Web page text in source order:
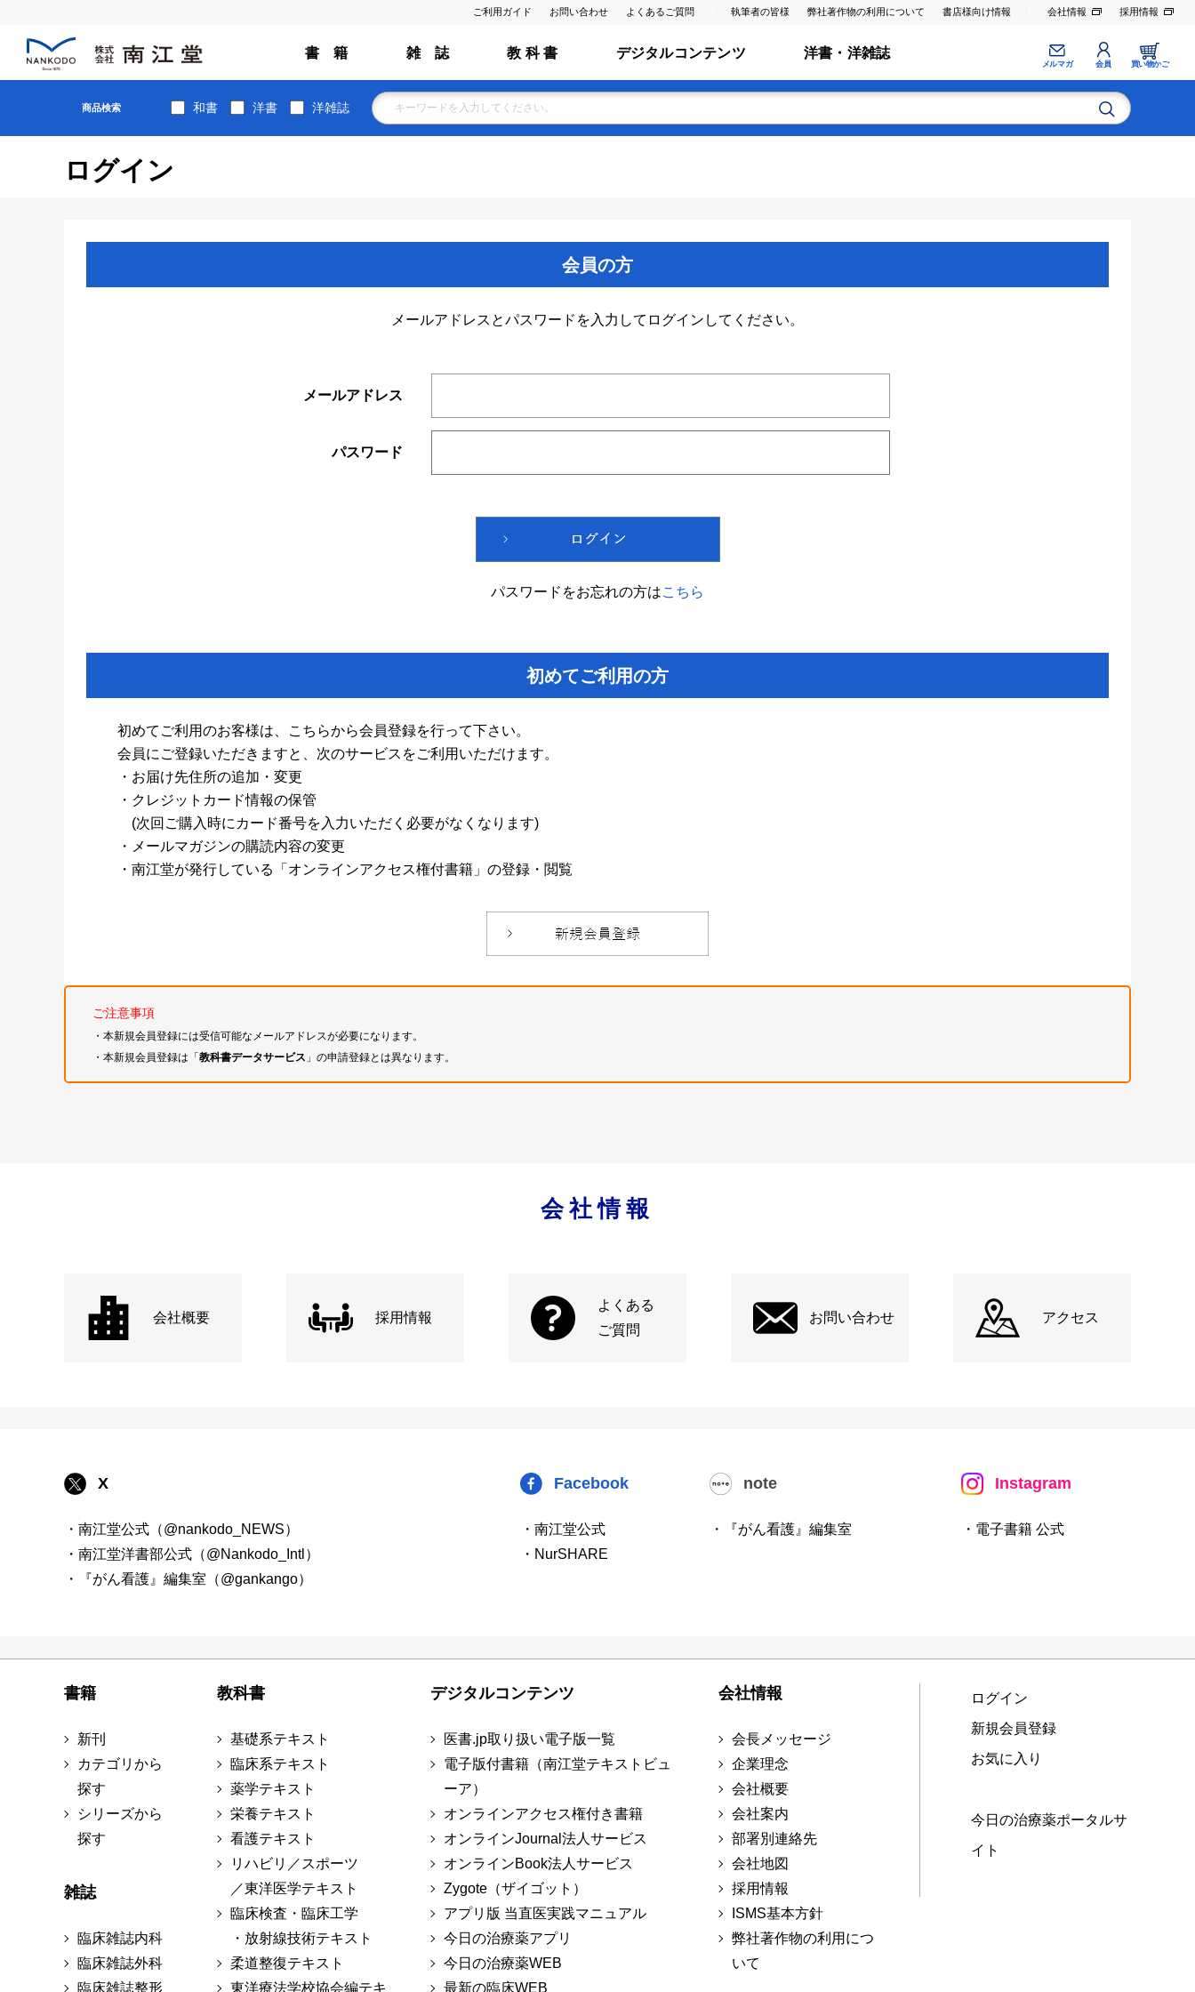
ご利用ガイド お問い合わせ よくあるご質問 執筆者の皆様 弊社著作物の利用について 書店様向け情報 会社情報 採用情報
書 籍 雑 誌 教 科 書 デジタルコンテンツ 洋書・洋雑誌
メルマガ 会員 買い物かご
商品検索 和書 洋書 洋雑誌
ログイン
会員の方
メールアドレスとパスワードを入力してログインしてください。
メールアドレス
パスワード
パスワードをお忘れの方はこちら
初めてご利用の方
初めてご利用のお客様は、こちらから会員登録を行って下さい。
会員にご登録いただきますと、次のサービスをご利用いただけます。
・お届け先住所の追加・変更
・クレジットカード情報の保管
(次回ご購入時にカード番号を入力いただく必要がなくなります)
・メールマガジンの購読内容の変更
・南江堂が発行している「オンラインアクセス権付書籍」の登録・閲覧
ご注意事項
・本新規会員登録には受信可能なメールアドレスが必要になります。
・本新規会員登録は「教科書データサービス 」の申請登録とは異なります。
会社情報
会社概要 採用情報
よくある
ご質問
お問い合わせ アクセス
X
・南江堂公式（@nankodo_NEWS）
・南江堂洋書部公式（@Nankodo_Intl）
・『がん看護』編集室（@gankango）
Facebook
・南江堂公式
・NurSHARE
note
・『がん看護』編集室
Instagram
・電子書籍 公式
書籍
新刊
カテゴリから
探す
シリーズから
探す
雑誌
臨床雑誌内科
臨床雑誌外科
臨床雑誌整形
教科書
基礎系テキスト
臨床系テキスト
薬学テキスト
栄養テキスト
看護テキスト
リハビリ／スポーツ
／東洋医学テキスト
臨床検査・臨床工学
・放射線技術テキスト
柔道整復テキスト
東洋療法学校協会編テキ
デジタルコンテンツ
医書.jp取り扱い電子版一覧
電子版付書籍（南江堂テキストビュ
ーア）
オンラインアクセス権付き書籍
オンラインJournal法人サービス
オンラインBook法人サービス
Zygote（ザイゴット）
アプリ版 当直医実践マニュアル
今日の治療薬アプリ
今日の治療薬WEB
最新の臨床WEB
会社情報
会長メッセージ
企業理念
会社概要
会社案内
部署別連絡先
会社地図
採用情報
ISMS基本方針
弊社著作物の利用につ
いて
ログイン
新規会員登録
お気に入り
今日の治療薬ポータルサ
イト